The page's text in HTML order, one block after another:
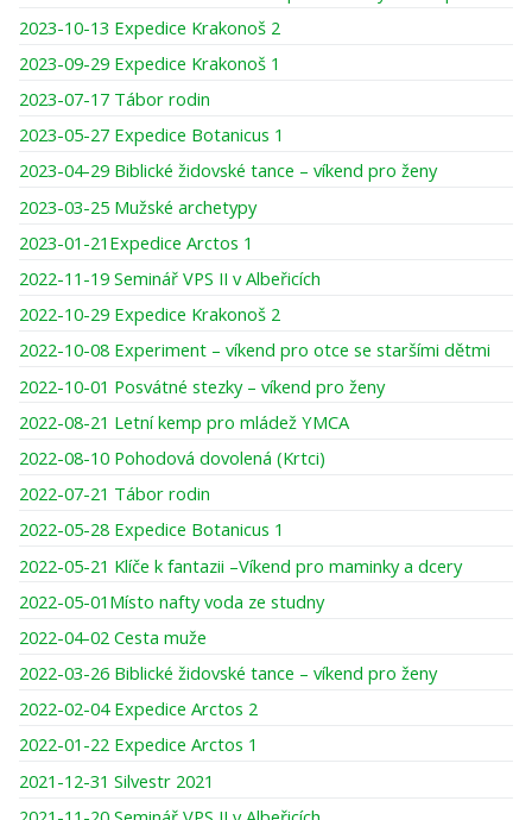
2023-10-13 Expedice Krakonoš 2
2023-09-29 Expedice Krakonoš 1
2023-07-17 Tábor rodin
2023-05-27 Expedice Botanicus 1
2023-04-29 Biblické židovské tance – víkend pro ženy
2023-03-25 Mužské archetypy
2023-01-21Expedice Arctos 1
2022-11-19 Seminář VPS II v Albeřicích
2022-10-29 Expedice Krakonoš 2
2022-10-08 Experiment – víkend pro otce se staršími dětmi
2022-10-01 Posvátné stezky – víkend pro ženy
2022-08-21 Letní kemp pro mládež YMCA
2022-08-10 Pohodová dovolená (Krtci)
2022-07-21 Tábor rodin
2022-05-28 Expedice Botanicus 1
2022-05-21 Klíče k fantazii –Víkend pro maminky a dcery
2022-05-01Místo nafty voda ze studny
2022-04-02 Cesta muže
2022-03-26 Biblické židovské tance – víkend pro ženy
2022-02-04 Expedice Arctos 2
2022-01-22 Expedice Arctos 1
2021-12-31 Silvestr 2021